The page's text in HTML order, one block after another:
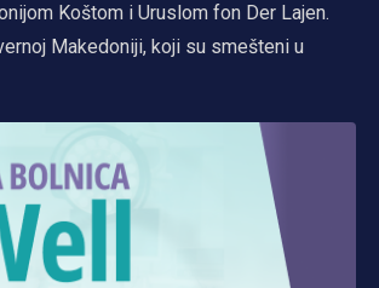
Koštom i Uruslom fon Der Lajen.
Makedoniji, koji su smešteni u